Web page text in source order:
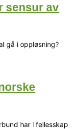
sensur av
gå i oppløsning?
har i fellesskap